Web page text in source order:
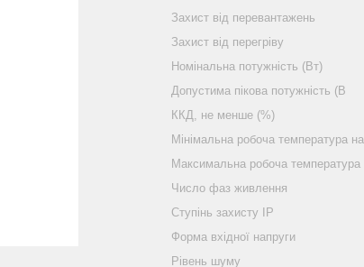
Захист від перевантажень
Захист від перегріву
Номінальна потужність (Вт)
Допустима пікова потужність (В
ККД, не менше (%)
Мінімальна робоча температура
Максимальна робоча
Число фаз живлення
Ступінь захисту IP
Форма вхідної напруги
Рівень шуму